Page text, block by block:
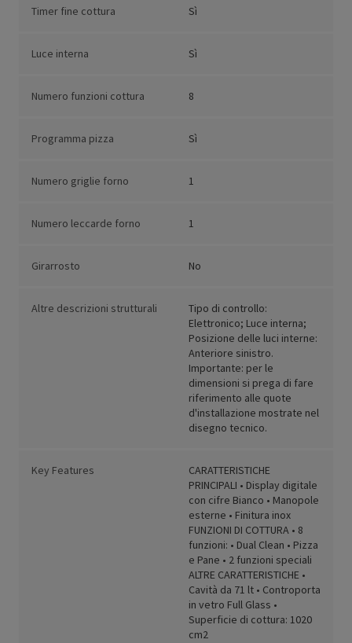
Timer fine cottura Sì
Luce interna Sì
Numero funzioni cottura 8
Programma pizza Sì
Numero griglie forno 1
Numero leccarde forno 1
Girarrosto No
Altre descrizioni strutturali
Tipo di controllo:
Elettronico; Luce interna;
Posizione delle luci interne:
Anteriore sinistro.
Importante: per le
dimensioni si prega di fare
riferimento alle quote
d'installazione mostrate nel
disegno tecnico.
Key Features
CARATTERISTICHE
PRINCIPALI • Display digitale
con cifre Bianco • Manopole
esterne • Finitura inox
FUNZIONI DI COTTURA • 8
funzioni: • Dual Clean • Pizza
e Pane • 2 funzioni speciali
ALTRE CARATTERISTICHE •
Cavità da 71 lt • Controporta
in vetro Full Glass •
Superficie di cottura: 1020
cm2